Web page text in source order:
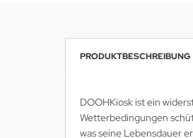
PRODUKTBESCHREIBUNG
DOOHKiosk ist ein
Wetterbedingungen
was seine Lebensdauer